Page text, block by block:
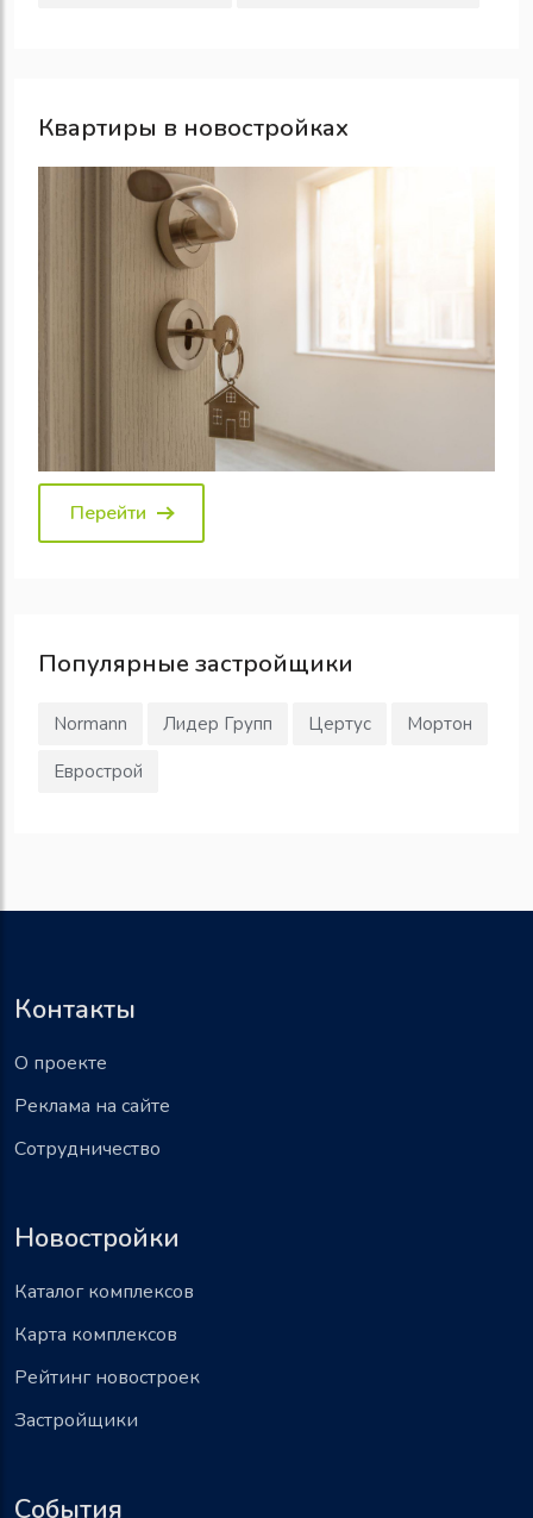
Квартиры в новостройках
Перейти
Популярные застройщики
Normann Лидер Групп Цертус
Мортон
Еврострой
Контакты
О проекте
Реклама на сайте
Сотрудничество
Новостройки
Каталог комплексов
Карта комплексов
Рейтинг новостроек
Застройщики
События